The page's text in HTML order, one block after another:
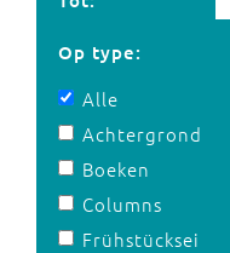
Op type:
Alle
Achtergrond
Boeken
Columns
Frühstücksei